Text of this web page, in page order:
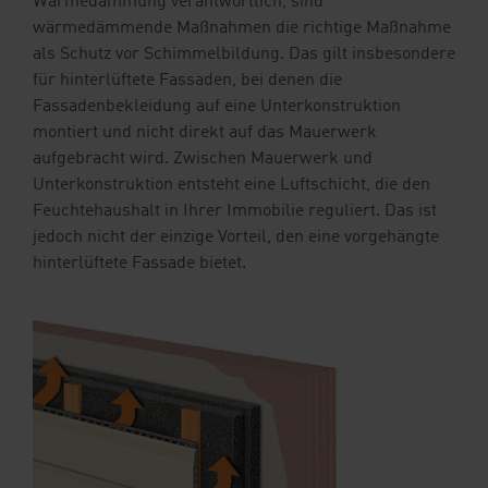
wärmedämmende Maßnahmen die richtige Maßnahme
als Schutz vor Schimmelbildung. Das gilt insbesondere
für hinterlüftete Fassaden, bei denen die
Fassadenbekleidung auf eine Unterkonstruktion
montiert und nicht direkt auf das Mauerwerk
aufgebracht wird. Zwischen Mauerwerk und
Unterkonstruktion entsteht eine Luftschicht, die den
Feuchtehaushalt in Ihrer Immobilie reguliert. Das ist
jedoch nicht der einzige Vorteil, den eine vorgehängte
hinterlüftete Fassade bietet.